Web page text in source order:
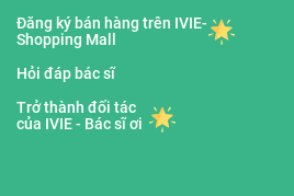
Đăng ký bán hàng trên IVIE-
Shopping Mall
Hỏi đáp bác sĩ
Trở thành đối tác
của IVIE - Bác sĩ ơi